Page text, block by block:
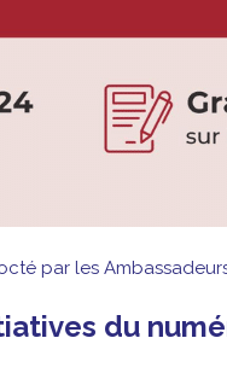
par les
du